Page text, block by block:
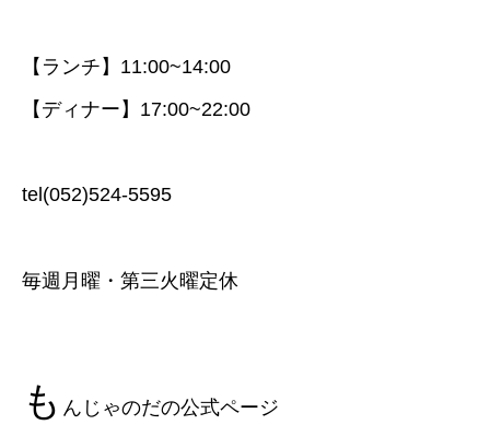
【ランチ】11:00~14:00
【ディナー】17:00~22:00
tel(052)524-5595
毎週月曜・第三火曜定休
も んじゃのだの公式ページ